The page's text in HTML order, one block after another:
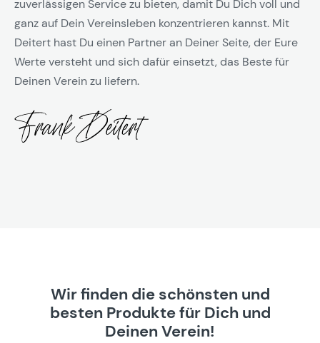
zuverlässigen Service zu bieten, damit Du Dich voll und
ganz auf Dein Vereinsleben konzentrieren kannst. Mit
Deitert hast Du einen Partner an Deiner Seite, der Eure
Werte versteht und sich dafür einsetzt, das Beste für
Deinen Verein zu liefern.
Wir finden die schönsten und
besten Produkte für Dich und
Deinen Verein!